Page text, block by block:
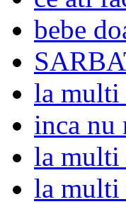
bebe
la multi
inca nu
la multi
la multi